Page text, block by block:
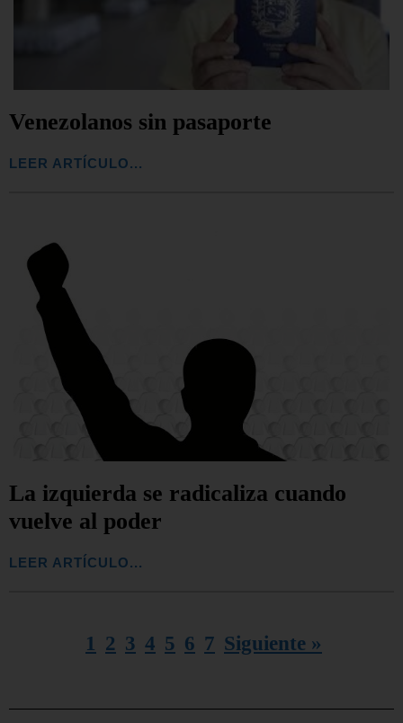
Venezolanos sin pasaporte
LEER ARTÍCULO...
La izquierda se radicaliza cuando
vuelve al poder
LEER ARTÍCULO...
1 2 3 4 5 6 7 Siguiente »